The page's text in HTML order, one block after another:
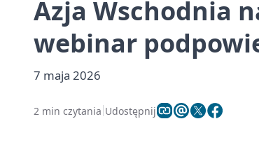
Azja Wschodnia
webinar
7 maja 2026
2 min czytania Udostępnij